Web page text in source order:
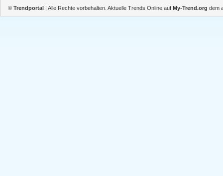
© Trendportal | Alle Rechte vorbehalten. Aktuelle Trends Online auf My-Trend.org dem